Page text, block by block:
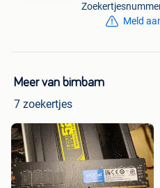
Meld
Meer van bimbam
7 zoekertjes